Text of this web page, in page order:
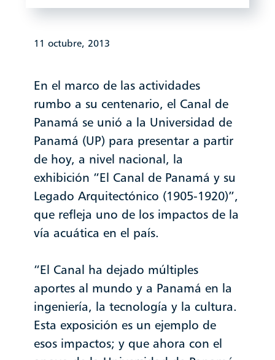
11 octubre, 2013
En el marco de las actividades
rumbo a su centenario, el Canal de
Panamá se unió a la Universidad de
Panamá (UP) para presentar a partir
de hoy, a nivel nacional, la
exhibición “El Canal de Panamá y su
Legado Arquitectónico (1905-1920)”,
que refleja uno de los impactos de la
vía acuática en el país.
“El Canal ha dejado múltiples
aportes al mundo y a Panamá en la
ingeniería, la tecnología y la cultura.
Esta exposición es un ejemplo de
esos impactos; y que ahora con el